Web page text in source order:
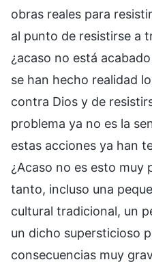
obras reales para
al punto de resistirse a
¿acaso no está
se han hecho realidad
contra Dios y de
problema ya no es la
estas acciones ya han
¿Acaso no es esto muy
tanto, incluso una
cultural tradicional, un
un dicho supersticioso
consecuencias muy